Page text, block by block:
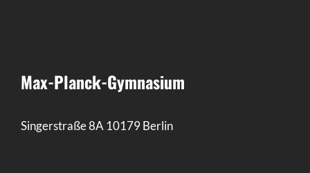
Max-Planck-Gymnasium
Singerstraße 8A 10179 Berlin